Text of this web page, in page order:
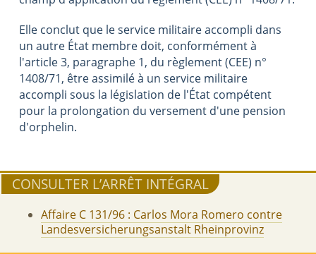
Elle conclut que le service militaire accompli dans
un autre État membre doit, conformément à
l'article 3, paragraphe 1, du règlement (CEE) n°
1408/71, être assimilé à un service militaire
accompli sous la législation de l'État compétent
pour la prolongation du versement d'une pension
d'orphelin.
CONSULTER L’ARRÊT INTÉGRAL
Affaire C 131/96 : Carlos Mora Romero contre
Landesversicherungsanstalt Rheinprovinz